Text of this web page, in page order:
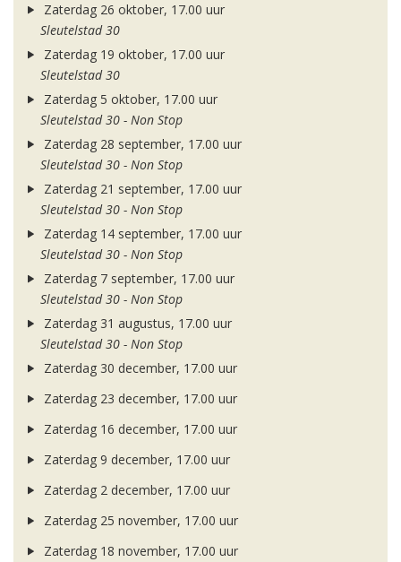
Zaterdag 26 oktober, 17.00 uur
Sleutelstad 30
Zaterdag 19 oktober, 17.00 uur
Sleutelstad 30
Zaterdag 5 oktober, 17.00 uur
Sleutelstad 30 - Non Stop
Zaterdag 28 september, 17.00 uur
Sleutelstad 30 - Non Stop
Zaterdag 21 september, 17.00 uur
Sleutelstad 30 - Non Stop
Zaterdag 14 september, 17.00 uur
Sleutelstad 30 - Non Stop
Zaterdag 7 september, 17.00 uur
Sleutelstad 30 - Non Stop
Zaterdag 31 augustus, 17.00 uur
Sleutelstad 30 - Non Stop
Zaterdag 30 december, 17.00 uur
Zaterdag 23 december, 17.00 uur
Zaterdag 16 december, 17.00 uur
Zaterdag 9 december, 17.00 uur
Zaterdag 2 december, 17.00 uur
Zaterdag 25 november, 17.00 uur
Zaterdag 18 november, 17.00 uur